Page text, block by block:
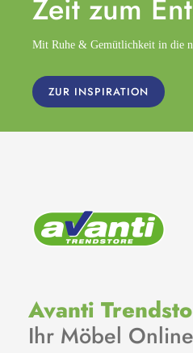
Zeit zum
Mit Ruhe & Gemütlichkeit in die
ZUR INSPIRATION
Avanti
Ihr Möbel